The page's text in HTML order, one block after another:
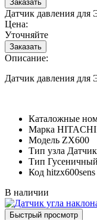
Датчик давления для
Цена:
Уточняйте
Описание:
Датчик давления для
Каталожные
Марка HITACHI
Модель ZX600
Тип узла
Тип
Код hitzx600sens
В наличии